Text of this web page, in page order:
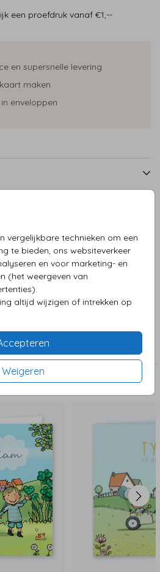
vergelijkbare technieken om een
te bieden, ons websiteverkeer
en voor marketing- en
(het weergeven van
altijd wijzigen of intrekken op
Weigeren
een proefdruk vanaf €1,--
en supersnelle levering
maken
enveloppen
slee met landschap in